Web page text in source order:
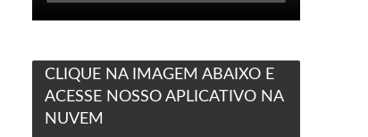
CLIQUE NA IMAGEM ABAIXO E
ACESSE NOSSO APLICATIVO NA
NUVEM